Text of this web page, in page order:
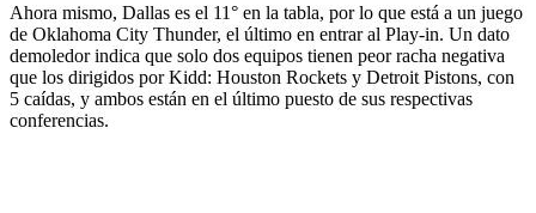
Ahora mismo, Dallas es el 11° en la tabla, por lo que está a un juego
de Oklahoma City Thunder, el último en entrar al Play-in. Un dato
demoledor indica que solo dos equipos tienen peor racha negativa
que los dirigidos por Kidd: Houston Rockets y Detroit Pistons, con
5 caídas, y ambos están en el último puesto de sus respectivas
conferencias.